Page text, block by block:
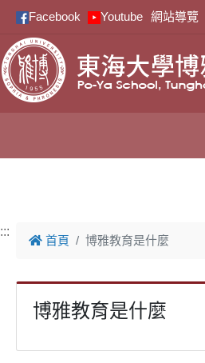
跳到主要內容
Facebook Youtube 網站導覽
:::
首頁 博雅教育是什麼
博雅教育是什麼